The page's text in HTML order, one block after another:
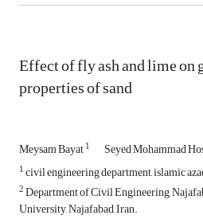
Effect of fly ash and lime on
properties of sand
Meysam Bayat1 Seyed Mohammad
1civil engineering department, islamic
2Department of Civil Engineering,
University, Najafabad, Iran.